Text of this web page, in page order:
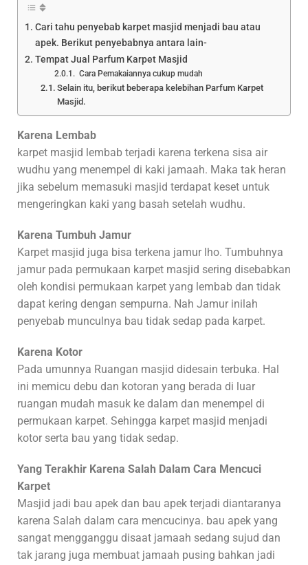
Cari tahu penyebab karpet masjid menjadi bau atau
apek. Berikut penyebabnya antara lain-
Tempat Jual Parfum Karpet Masjid
Cara Pemakaiannya cukup mudah
Selain itu, berikut beberapa kelebihan Parfum Karpet
Masjid.
Karena Lembab
karpet masjid lembab terjadi karena terkena sisa air
wudhu yang menempel di kaki jamaah. Maka tak heran
jika sebelum memasuki masjid terdapat keset untuk
mengeringkan kaki yang basah setelah wudhu.
Karena Tumbuh Jamur
Karpet masjid juga bisa terkena jamur lho. Tumbuhnya
jamur pada permukaan karpet masjid sering disebabkan
oleh kondisi permukaan karpet yang lembab dan tidak
dapat kering dengan sempurna. Nah Jamur inilah
penyebab munculnya bau tidak sedap pada karpet.
Karena Kotor
Pada umunnya Ruangan masjid didesain terbuka. Hal
ini memicu debu dan kotoran yang berada di luar
ruangan mudah masuk ke dalam dan menempel di
permukaan karpet. Sehingga karpet masjid menjadi
kotor serta bau yang tidak sedap.
Yang Terakhir Karena Salah Dalam Cara Mencuci
Karpet
Masjid jadi bau apek dan bau apek terjadi diantaranya
karena Salah dalam cara mencucinya. bau apek yang
sangat mengganggu disaat jamaah sedang sujud dan
tak jarang juga membuat jamaah pusing bahkan jadi